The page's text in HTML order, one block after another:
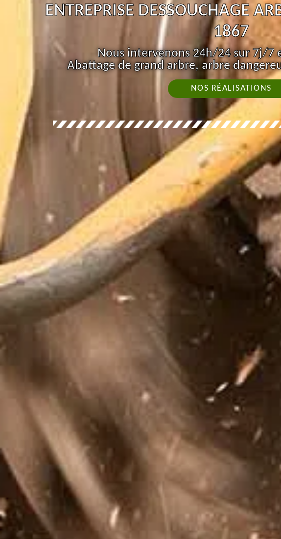
ENTREPRISE DESSOUCHAGE
1867
Nous intervenons 24h/24 sur 7j/7
Abattage de grand arbre, arbre
NOS RÉALISATIONS